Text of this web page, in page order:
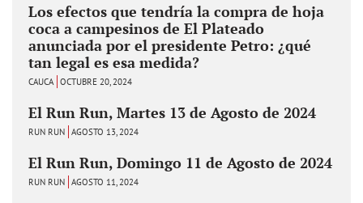
Los efectos que tendría la compra de hoja
coca a campesinos de El Plateado
anunciada por el presidente Petro: ¿qué
tan legal es esa medida?
CAUCA OCTUBRE 20, 2024
El Run Run, Martes 13 de Agosto de 2024
RUN RUN AGOSTO 13, 2024
El Run Run, Domingo 11 de Agosto de 2024
RUN RUN AGOSTO 11, 2024